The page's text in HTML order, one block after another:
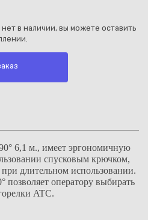
Каз
в наличии, вы можете оставить
6,1 м., имеет эргономичную
спусковым крючком,
длительном использовании.
позволяет оператору выбирать
ATC.